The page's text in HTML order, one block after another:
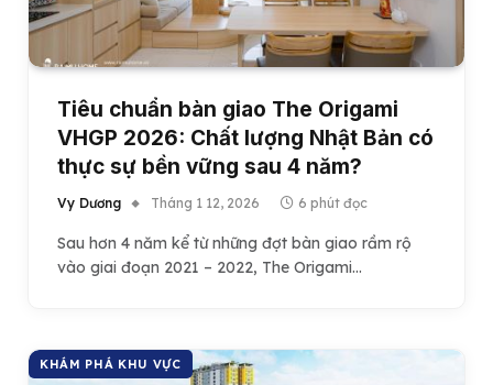
Tiêu chuẩn bàn giao The Origami
VHGP 2026: Chất lượng Nhật Bản có
thực sự bền vững sau 4 năm?
Vy Dương Tháng 1 12, 2026 6 phút đọc
Sau hơn 4 năm kể từ những đợt bàn giao rầm rộ
vào giai đoạn 2021 – 2022, The Origami…
KHÁM PHÁ KHU VỰC